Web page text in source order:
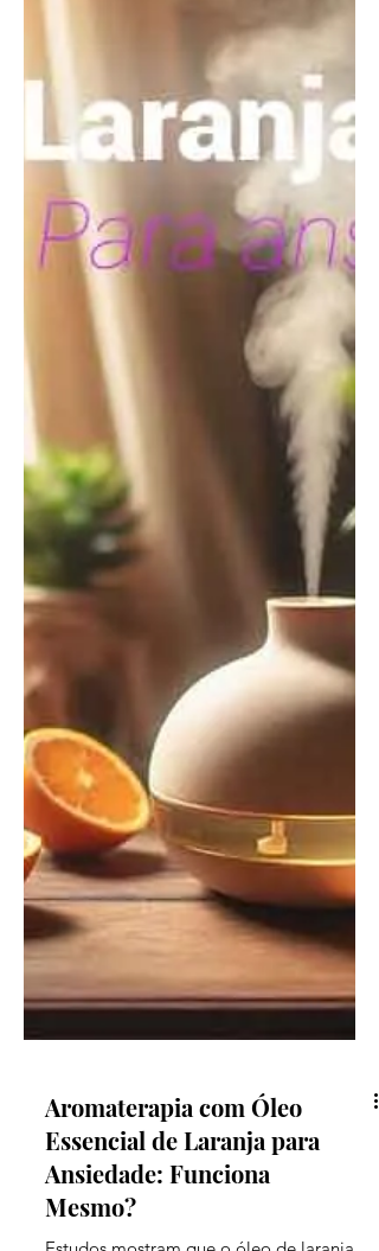
terapêutico do Panchakarma
Estudo científico sobre os efeitos
fisiológicos durante e após o Vamana
(procedimento do Panchakarma do
Ayurveda)